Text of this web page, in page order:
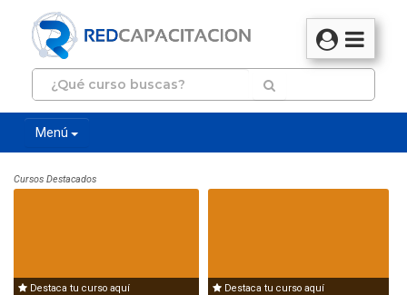
Menú
Cursos Destacados
Destaca tu curso aquí Destaca tu curso aquí